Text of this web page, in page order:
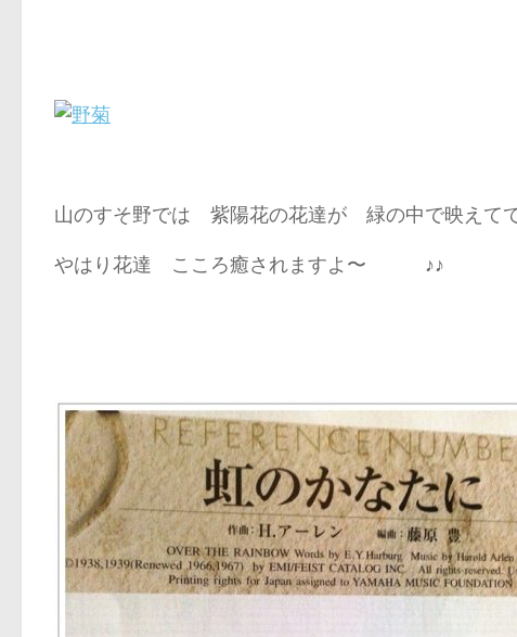
山のすそ野では 紫陽花の花達が 緑の中で映えて
やはり花達 こころ癒されますよ〜 ♪♪